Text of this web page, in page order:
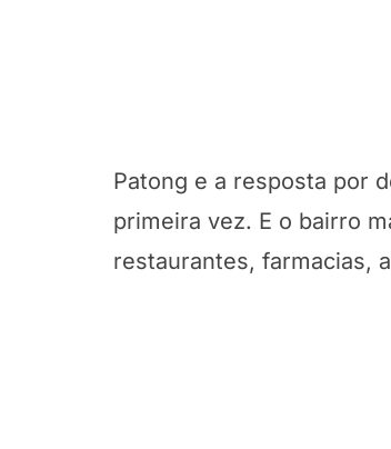
Patong e a resposta por
primeira vez. E o bairro
restaurantes, farmacias,